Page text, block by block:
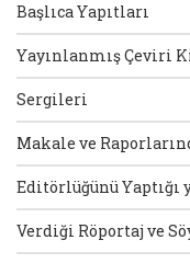
Başlıca Yapıtları
Yayınlanmış Çeviri
Sergileri
Makale ve
Editörlüğünü Yaptığı
Verdiği Röportaj ve